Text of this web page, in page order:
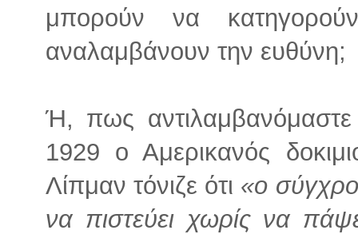
μπορούν να
αναλαμβάνουν την ευθύνη;
Ή, πως
1929 ο Αμερικανός
Λίπμαν τόνιζε ότι «ο
να πιστεύει χωρίς να